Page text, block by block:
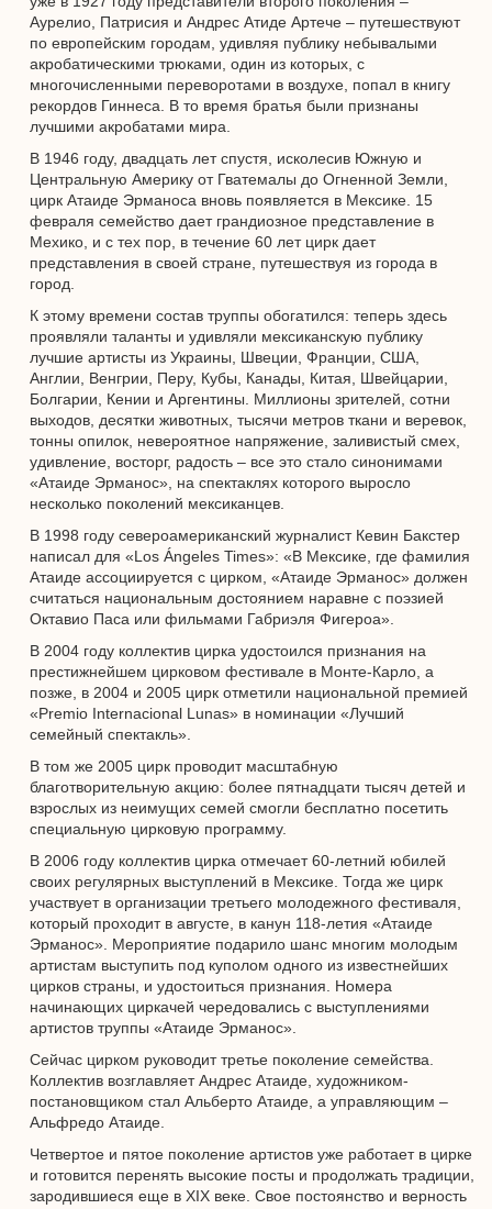
Аурелио, Патрисия и Андрес Атиде Артече – путешествуют
по европейским городам, удивляя публику небывалыми
акробатическими трюками, один из которых, с
многочисленными переворотами в воздухе, попал в книгу
рекордов Гиннеса. В то время братья были признаны
лучшими акробатами мира.
В 1946 году, двадцать лет спустя, исколесив Южную и
Центральную Америку от Гватемалы до Огненной Земли,
цирк Атаиде Эрманоса вновь появляется в Мексике. 15
февраля семейство дает грандиозное представление в
Мехико, и с тех пор, в течение 60 лет цирк дает
представления в своей стране, путешествуя из города в
город.
К этому времени состав труппы обогатился: теперь здесь
проявляли таланты и удивляли мексиканскую публику
лучшие артисты из Украины, Швеции, Франции, США,
Англии, Венгрии, Перу, Кубы, Канады, Китая, Швейцарии,
Болгарии, Кении и Аргентины. Миллионы зрителей, сотни
выходов, десятки животных, тысячи метров ткани и веревок,
тонны опилок, невероятное напряжение, заливистый смех,
удивление, восторг, радость – все это стало синонимами
«Атаиде Эрманос», на спектаклях которого выросло
несколько поколений мексиканцев.
В 1998 году североамериканский журналист Кевин Бакстер
написал для «Los Ángeles Times»: «В Мексике, где фамилия
Атаиде ассоциируется с цирком, «Атаиде Эрманос» должен
считаться национальным достоянием наравне с поэзией
Октавио Паса или фильмами Габриэля Фигероа».
В 2004 году коллектив цирка удостоился признания на
престижнейшем цирковом фестивале в Монте-Карло, а
позже, в 2004 и 2005 цирк отметили национальной премией
«Premio Internacional Lunas» в номинации «Лучший
семейный спектакль».
В том же 2005 цирк проводит масштабную
благотворительную акцию: более пятнадцати тысяч детей и
взрослых из неимущих семей смогли бесплатно посетить
специальную цирковую программу.
В 2006 году коллектив цирка отмечает 60-летний юбилей
своих регулярных выступлений в Мексике. Тогда же цирк
участвует в организации третьего молодежного фестиваля,
который проходит в августе, в канун 118-летия «Атаиде
Эрманос». Мероприятие подарило шанс многим молодым
артистам выступить под куполом одного из известнейших
цирков страны, и удостоиться признания. Номера
начинающих циркачей чередовались с выступлениями
артистов труппы «Атаиде Эрманос».
Сейчас цирком руководит третье поколение семейства.
Коллектив возглавляет Андрес Атаиде, художником-
постановщиком стал Альберто Атаиде, а управляющим –
Альфредо Атаиде.
Четвертое и пятое поколение артистов уже работает в цирке
и готовится перенять высокие посты и продолжать традиции,
зародившиеся еще в XIX веке. Свое постоянство и верность